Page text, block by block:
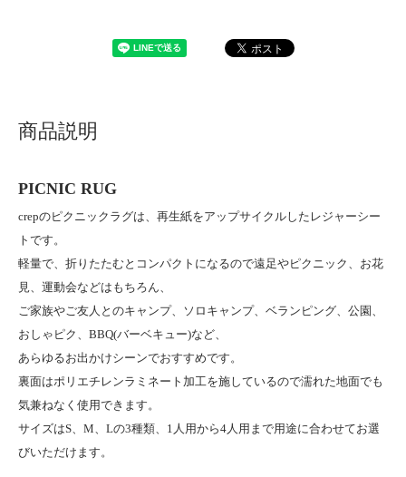
商品説明
PICNIC RUG
crepのピクニックラグは、再生紙をアップサイクルしたレジャーシー
トです。
軽量で、折りたたむとコンパクトになるので遠足やピクニック、お花
見、運動会などはもちろん、
ご家族やご友人とのキャンプ、ソロキャンプ、ベランピング、公園、
おしゃピク、BBQ(バーベキュー)など、
あらゆるお出かけシーンでおすすめです。
裏面はポリエチレンラミネート加工を施しているので濡れた地面でも
気兼ねなく使用できます。
サイズはS、M、Lの3種類、1人用から4人用まで用途に合わせてお選
びいただけます。